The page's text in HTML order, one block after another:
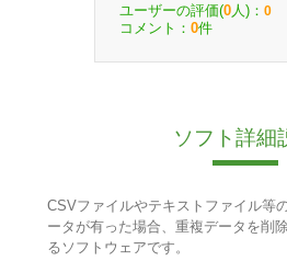
ユーザーの評価(0 人)： 0
コメント： 0件
ソフト詳細
CSVファイルやテキストファイル等
ータが有った場合、重複データを削
るソフトウェアです。